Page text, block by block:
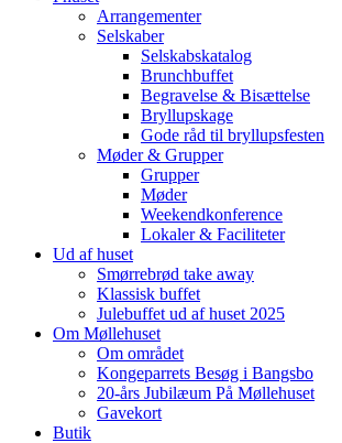
Arrangementer
Selskaber
Selskabskatalog
Brunchbuffet
Begravelse & Bisættelse
Bryllupskage
Gode råd til bryllupsfesten
Møder & Grupper
Grupper
Møder
Weekendkonference
Lokaler & Faciliteter
Ud af huset
Smørrebrød take away
Klassisk buffet
Julebuffet ud af huset 2025
Om Møllehuset
Om området
Kongeparrets Besøg i Bangsbo
20-års Jubilæum På Møllehuset
Gavekort
Butik